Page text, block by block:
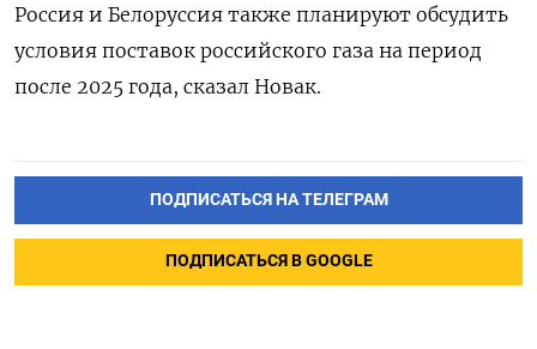
Россия и Белоруссия также планируют обсудить
условия поставок российского газа на период
после 2025 года, сказал Новак.
ПОДПИСАТЬСЯ НА ТЕЛЕГРАМ
ПОДПИСАТЬСЯ В GOOGLE